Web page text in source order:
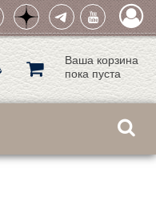
Ваша корзина
пока пуста